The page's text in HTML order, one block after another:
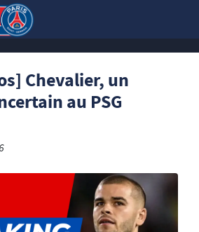
Chevalier, un
au PSG